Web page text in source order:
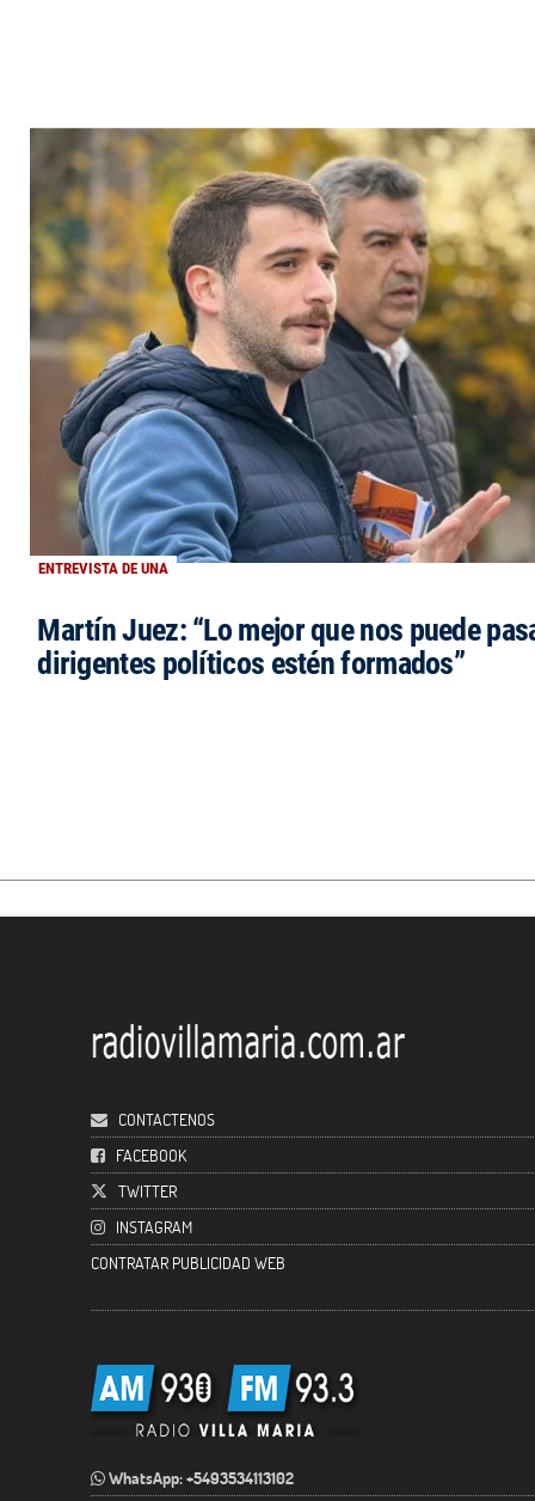
ENTREVISTA DE UNA
Martín Juez: “Lo mejor que nos puede
dirigentes políticos estén formados”
CONTACTENOS
FACEBOOK
TWITTER
INSTAGRAM
CONTRATAR PUBLICIDAD WEB
WhatsApp: +5493534113102